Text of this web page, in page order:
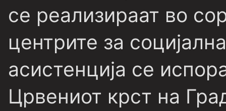
се реализираат во
центрите за
асистенција се
Црвениот крст на